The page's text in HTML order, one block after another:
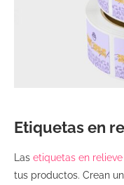
Etiquetas en
Las etiquetas en
tus productos. Crean